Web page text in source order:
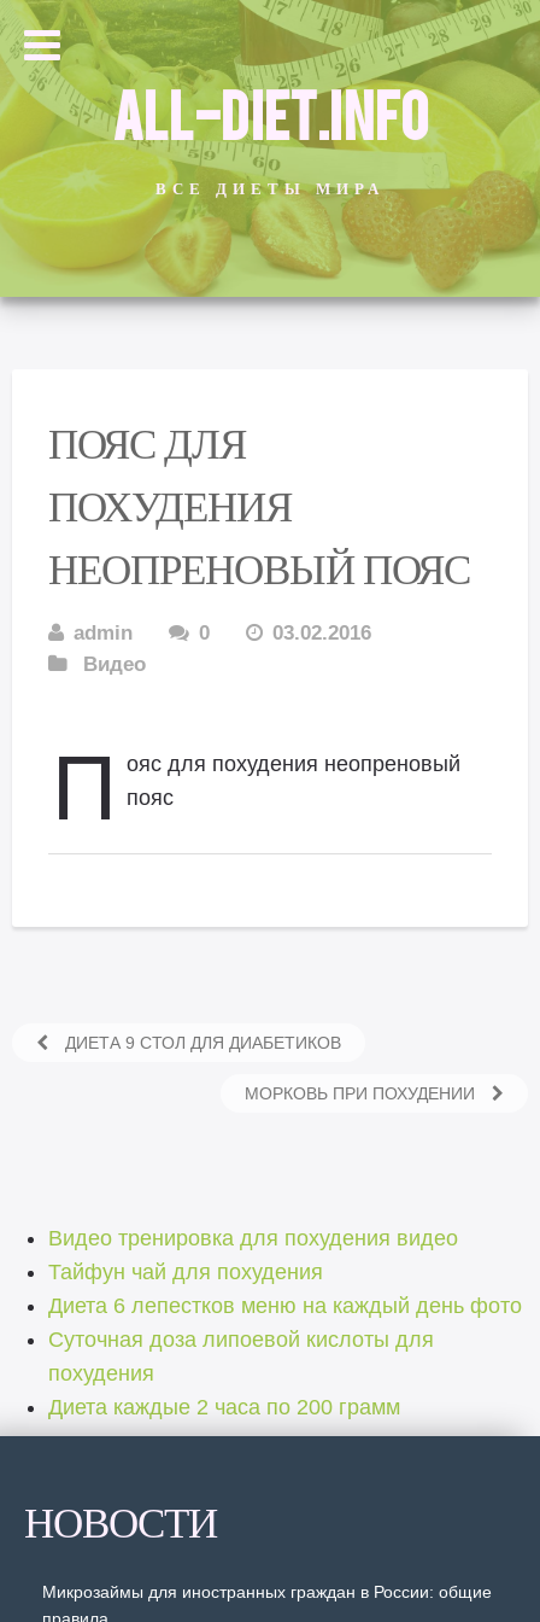
ALL-DIET.INFO
ВСЕ ДИЕТЫ МИРА
ПОЯС ДЛЯ
ПОХУДЕНИЯ
НЕОПРЕНОВЫЙ ПОЯС
admin 0
03.02.2016
Видео
П
ояс для похудения неопреновый
пояс
ДИЕТА 9 СТОЛ ДЛЯ ДИАБЕТИКОВ
МОРКОВЬ ПРИ ПОХУДЕНИИ
Видео тренировка для похудения видео
Тайфун чай для похудения
Диета 6 лепестков меню на каждый день фото
Суточная доза липоевой кислоты для
похудения
Диета каждые 2 часа по 200 грамм
НОВОСТИ
Микрозаймы для иностранных граждан в России: общие